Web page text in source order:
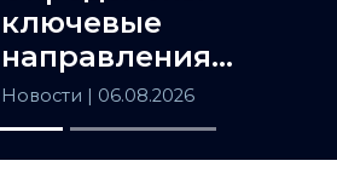
ключевые
направления
сотрудничества
Астаны и
Ташкента
Новости | 06.08.2026